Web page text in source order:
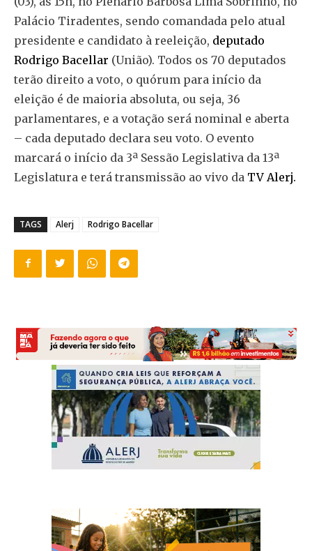
Palácio Tiradentes, sendo comandada pelo atual
presidente e candidato à reeleição, deputado
Rodrigo Bacellar (União). Todos os 70 deputados
terão direito a voto, o quórum para início da
eleição é de maioria absoluta, ou seja, 36
parlamentares, e a votação será nominal e aberta
– cada deputado declara seu voto. O evento
marcará o início da 3ª Sessão Legislativa da 13ª
Legislatura e terá transmissão ao vivo da TV Alerj.
TAGS Alerj Rodrigo Bacellar